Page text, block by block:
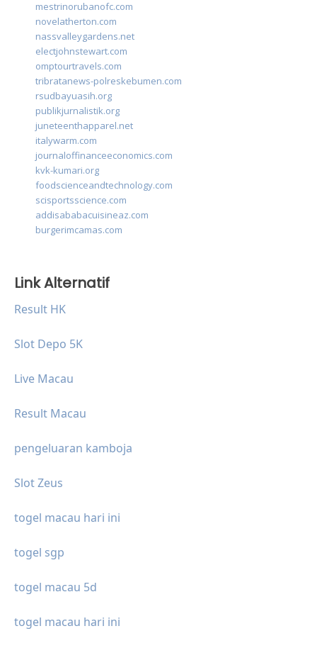
mestrinorubanofc.com
novelatherton.com
nassvalleygardens.net
electjohnstewart.com
omptourtravels.com
tribratanews-polreskebumen.com
rsudbayuasih.org
publikjurnalistik.org
juneteenthapparel.net
italywarm.com
journaloffinanceeconomics.com
kvk-kumari.org
foodscienceandtechnology.com
scisportsscience.com
addisababacuisineaz.com
burgerimcamas.com
Link Alternatif
Result HK
Slot Depo 5K
Live Macau
Result Macau
pengeluaran kamboja
Slot Zeus
togel macau hari ini
togel sgp
togel macau 5d
togel macau hari ini